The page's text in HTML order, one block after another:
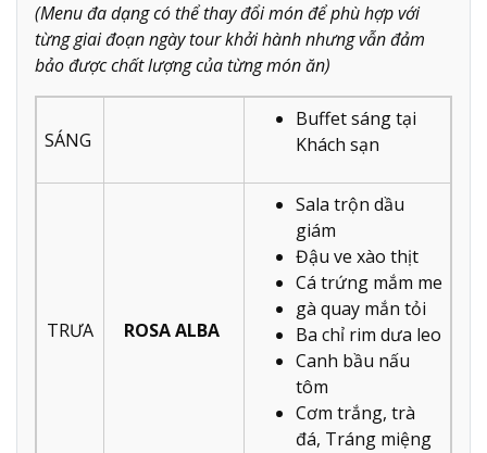
(Menu đa dạng có thể thay đổi món để phù hợp với
từng giai đoạn ngày tour khởi hành nhưng vẫn đảm
bảo được chất lượng của từng món ăn)
SÁNG
Buffet sáng tại
Khách sạn
TRƯA ROSA ALBA
Sala trộn dầu
giám
Đậu ve xào thịt
Cá trứng mắm me
gà quay mắn tỏi
Ba chỉ rim dưa leo
Canh bầu nấu
tôm
Cơm trắng, trà
đá, Tráng miệng